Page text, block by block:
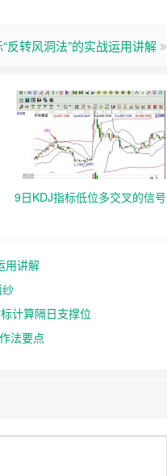
反转风洞法”的实战运用讲解
9日KDJ指标低位多交叉的信号
用讲解
计算隔日支撑位
法要点